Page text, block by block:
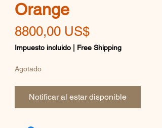
Orange
8800,00 US$Precio
Impuesto incluido Free Shipping
Agotado
Notificar al estar disponible